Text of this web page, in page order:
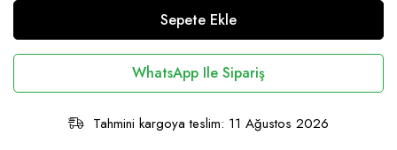
Sepete Ekle
WhatsApp Ile Sipariş
Tahmini kargoya teslim: 11 Ağustos 2026